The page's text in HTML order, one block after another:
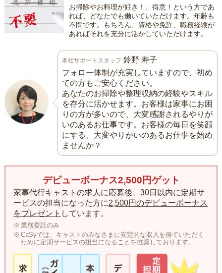
お掃除やお料理が好き！、得意！という方であ
れば、どなたでも働いていただけます。年齢も
不問です。もちろん、資格や免許、職務経験が
あればそれを充分に活かしていただけます。
本社サポートスタッフ 鈴野 寿子
フォロー体制が充実していますので、初め
ての方もご安心ください。
あなたのお掃除や整理収納の経験やスキル
を存分に活かせます。お客様は家事にお困
りの方が多いので、大変感謝されるやりが
いのあるお仕事です。お客様の毎日を笑顔
にする、大変やりがいのあるお仕事を始め
ませんか？
デビューボーナス2,500円ゲット
家事代行キャストの求人に応募後、30日以内に定期サ
ービスの担当になった方に2,500円のデビューボーナス
をプレゼント しています。
業務委託のみ
CaSyでは、キャストのみなさまに安定的な収入を得ていただく
ために定期サービスの担当になることを推奨しております。